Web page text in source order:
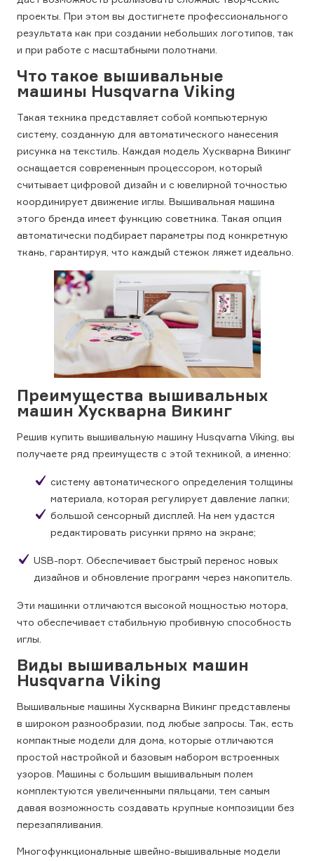
проекты. При этом вы достигнете профессионального
результата как при создании небольших логотипов, так
и при работе с масштабными полотнами.
Что такое вышивальные
машины Husqvarna Viking
Такая техника представляет собой компьютерную
систему, созданную для автоматического нанесения
рисунка на текстиль. Каждая модель Хускварна Викинг
оснащается современным процессором, который
считывает цифровой дизайн и с ювелирной точностью
координирует движение иглы. Вышивальная машина
этого бренда имеет функцию советника. Такая опция
автоматически подбирает параметры под конкретную
ткань, гарантируя, что каждый стежок ляжет идеально.
Преимущества вышивальных
машин Хускварна Викинг
Решив купить вышивальную машину Husqvarna Viking, вы
получаете ряд преимуществ с этой техникой, а именно:
систему автоматического определения толщины
материала, которая регулирует давление лапки;
большой сенсорный дисплей. На нем удастся
редактировать рисунки прямо на экране;
USB-порт. Обеспечивает быстрый перенос новых
дизайнов и обновление программ через накопитель.
Эти машинки отличаются высокой мощностью мотора,
что обеспечивает стабильную пробивную способность
иглы.
Виды вышивальных машин
Husqvarna Viking
Вышивальные машины Хускварна Викинг представлены
в широком разнообразии, под любые запросы. Так, есть
компактные модели для дома, которые отличаются
простой настройкой и базовым набором встроенных
узоров. Машины с большим вышивальным полем
комплектуются увеличенными пяльцами, тем самым
давая возможность создавать крупные композиции без
перезапяливания.
Многофункциональные швейно-вышивальные модели